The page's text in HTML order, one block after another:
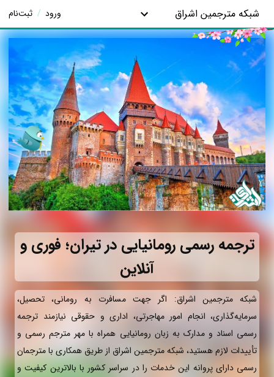
شبکه مترجمین اشراق ورود / ثبت‌نام
ترجمه رسمی رومانیایی در تیران؛ فوری و
آنلاین
شبکه مترجمین اشراق: اگر جهت مسافرت به رومانی، تحصیل،
سرمایه‌گذاری، انجام امور مهاجرتی، اداری و حقوقی نیازمند ترجمه
رسمی اسناد و مدارک به زبان رومانیایی همراه با مهر مترجم رسمی و
تأییدات لازم هستید، شبکه مترجمین اشراق از طریق همکاری با مترجمان
رسمی دارای پروانه این خدمات را در سراسر کشور با بالاترین کیفیت و